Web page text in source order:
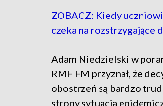
ZOBACZ: Kiedy
czeka na rozstrzygające
Adam Niedzielski w
RMF FM przyznał, że
obostrzeń są bardzo
strony sytuacja